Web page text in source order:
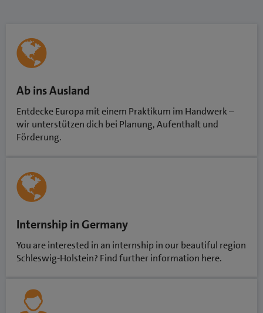
Ab ins Ausland
Entdecke Europa mit einem Praktikum im Handwerk –
wir unterstützen dich bei Planung, Aufenthalt und
Förderung.
Internship in Germany
You are interested in an internship in our beautiful region
Schleswig-Holstein? Find further information here.